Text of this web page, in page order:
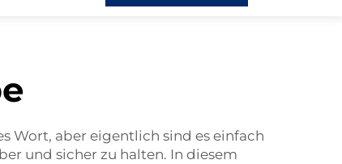
Wort, aber eigentlich sind es einfach
und sicher zu halten. In diesem